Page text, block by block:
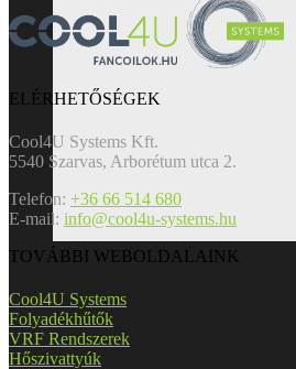
ELÉRHETŐSÉGEK
Cool4U Systems Kft.
5540 Szarvas, Arborétum utca 2.
Telefon: +36 66 514 680
E-mail: info@cool4u-systems.hu
TOVÁBBI WEBOLDALAINK
Cool4U Systems
Folyadékhűtők
VRF Rendszerek
Hőszivattyúk